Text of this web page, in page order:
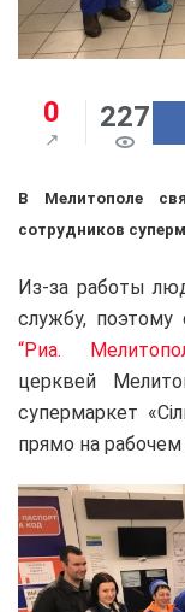
0 227
В Мелитополе
сотрудников
Из-за работы
службу,
“Риа.
церквей
супермаркет
прямо на